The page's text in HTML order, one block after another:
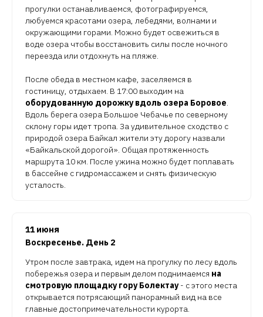
прогулки останавливаемся, фотографируемся,
любуемся красотами озера, лебедями, волнами и
окружающими горами. Можно будет освежиться в
воде озера чтобы восстановить силы после ночного
переезда или отдохнуть на пляже.
После обеда в местном кафе, заселяемся в
гостиницу, отдыхаем. В 17:00 выходим на
оборудованную дорожку вдоль озера Боровое.
Вдоль берега озера Большое Чебачье по северному
склону горы идет тропа. За удивительное сходство с
природой озера Байкал жители эту дорогу назвали
«Байкальской дорогой». Общая протяженность
маршрута 10 км. После ужина можно будет поплавать
в бассейне с гидромассажем и снять физическую
усталость.
11 июня
Воскресенье. День 2
Утром после завтрака, идем на прогулку по лесу вдоль
побережья озера и первым делом поднимаемся на
смотровую площадку гору Болектау- с этого места
открывается потрясающий панорамный вид на все
главные достопримечательности курорта.